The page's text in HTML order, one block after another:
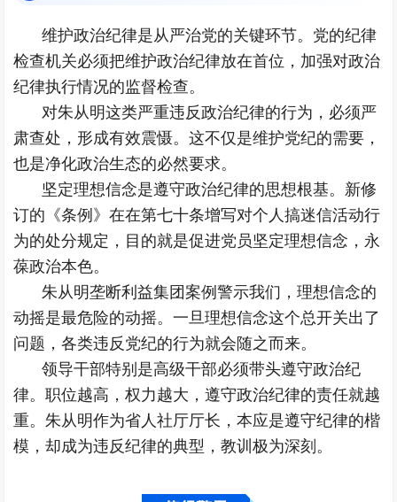
维护政治纪律是从严治党的关键环节。党的纪律
检查机关必须把维护政治纪律放在首位，加强对政治
纪律执行情况的监督检查。
对朱从明这类严重违反政治纪律的行为，必须严
肃查处，形成有效震慑。这不仅是维护党纪的需要，
也是净化政治生态的必然要求。
坚定理想信念是遵守政治纪律的思想根基。新修
订的《条例》在在第七十条增写对个人搞迷信活动行
为的处分规定，目的就是促进党员坚定理想信念，永
葆政治本色。
朱从明垄断利益集团案例警示我们，理想信念的
动摇是最危险的动摇。一旦理想信念这个总开关出了
问题，各类违反党纪的行为就会随之而来。
领导干部特别是高级干部必须带头遵守政治纪
律。职位越高，权力越大，遵守政治纪律的责任就越
重。朱从明作为省人社厅厅长，本应是遵守纪律的楷
模，却成为违反纪律的典型，教训极为深刻。